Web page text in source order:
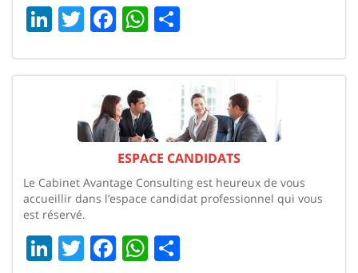
LinkedIn
Twitter
Facebook
WhatsApp
ESPACE CANDIDATS
Le Cabinet Avantage Consulting est heureux de vous
accueillir dans l’espace candidat professionnel qui vous
est réservé.
LinkedIn
Twitter
Facebook
WhatsApp